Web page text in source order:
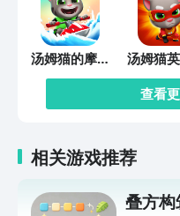
汤姆猫的摩托
艇
汤姆猫
酷
查看
相关游戏推荐
叠方